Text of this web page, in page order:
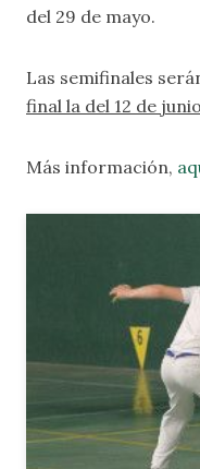
del 29 de mayo.
Las semifinales
final la del 12 de junio
Más información,